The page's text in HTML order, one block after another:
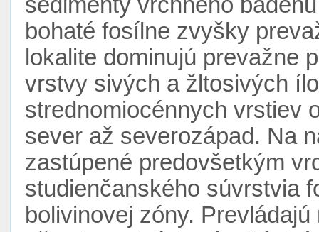
bohaté fosílne zvyšky
lokalite dominujú prevažne
vrstvy sivých a žltosivých
strednomiocénnych vrstiev
sever až severozápad. Na
zastúpené predovšetkým
studienčanského súvrstvia
bolivinovej zóny.